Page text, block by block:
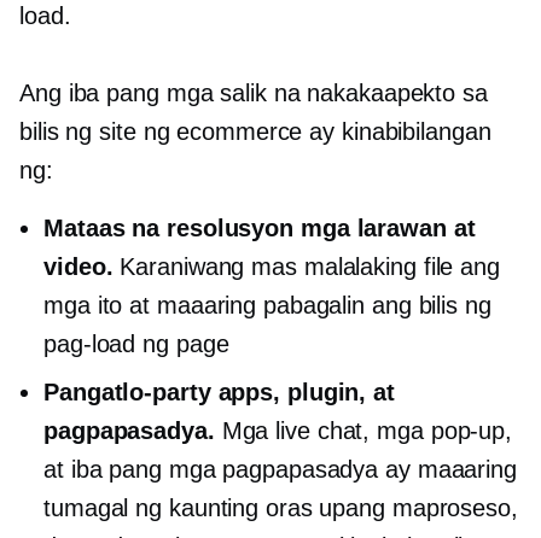
load.
Ang iba pang mga salik na nakakaapekto sa
bilis ng site ng ecommerce ay kinabibilangan
ng:
Mataas na resolusyon mga larawan at
video. Karaniwang mas malalaking file ang
mga ito at maaaring pabagalin ang bilis ng
pag-load ng page
Pangatlo-partyapps, plugin, at
pagpapasadya. Mga live chat, mga pop-up,
at iba pang mga pagpapasadya ay maaaring
tumagal ng kaunting oras upang maproseso,